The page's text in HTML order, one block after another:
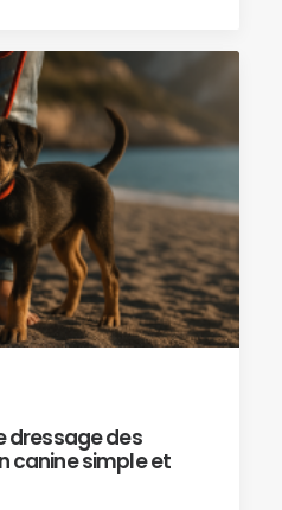
dressage des
canine simple et